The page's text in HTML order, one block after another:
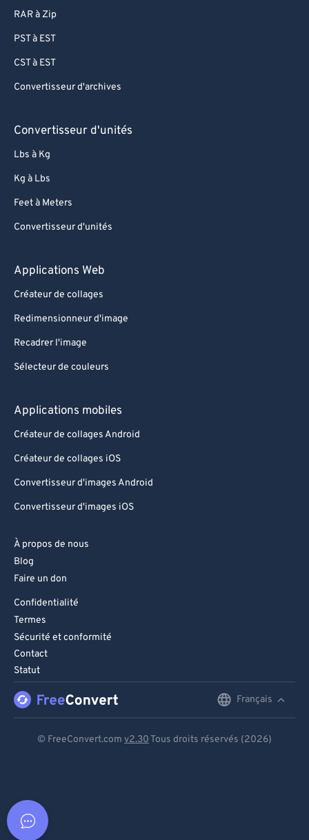
RAR à Zip
PST à EST
CST à EST
Convertisseur d'archives
Convertisseur d'unités
Lbs à Kg
Kg à Lbs
Feet à Meters
Convertisseur d'unités
Applications Web
Créateur de collages
Redimensionneur d'image
Recadrer l'image
Sélecteur de couleurs
Applications mobiles
Créateur de collages Android
Créateur de collages iOS
Convertisseur d'images Android
Convertisseur d'images iOS
À propos de nous
Blog
Faire un don
Confidentialité
Termes
Sécurité et conformité
Contact
Statut
Français
© FreeConvert.com v2.30 Tous droits réservés (2026)